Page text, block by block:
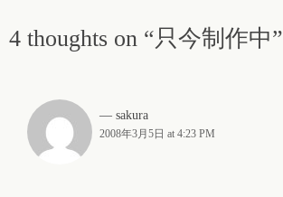
4 thoughts on “只今制作中”
sakura
2008年3月5日 at 4:23 PM